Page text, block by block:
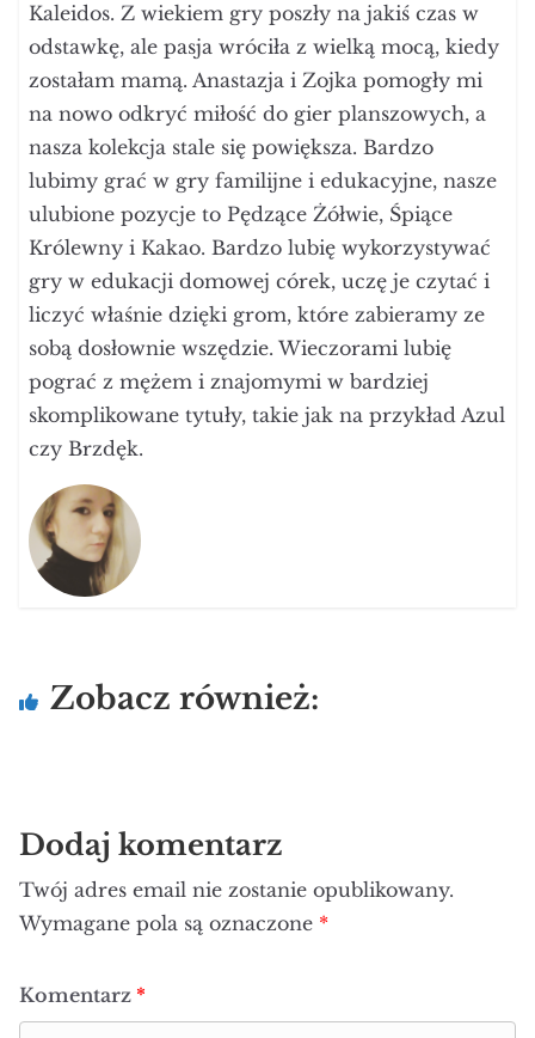
Kaleidos. Z wiekiem gry poszły na jakiś czas w
odstawkę, ale pasja wróciła z wielką mocą, kiedy
zostałam mamą. Anastazja i Zojka pomogły mi
na nowo odkryć miłość do gier planszowych, a
nasza kolekcja stale się powiększa. Bardzo
lubimy grać w gry familijne i edukacyjne, nasze
ulubione pozycje to Pędzące Żółwie, Śpiące
Królewny i Kakao. Bardzo lubię wykorzystywać
gry w edukacji domowej córek, uczę je czytać i
liczyć właśnie dzięki grom, które zabieramy ze
sobą dosłownie wszędzie. Wieczorami lubię
pograć z mężem i znajomymi w bardziej
skomplikowane tytuły, takie jak na przykład Azul
czy Brzdęk.
Zobacz również:
Dodaj komentarz
Twój adres email nie zostanie opublikowany.
Wymagane pola są oznaczone *
Komentarz *